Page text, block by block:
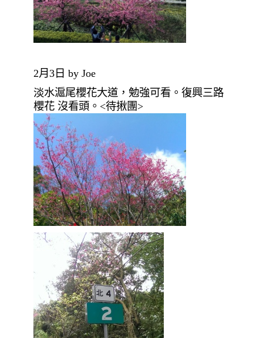
2月3日 by Joe
淡水滬尾櫻花大道，勉強可看。復興三路
櫻花 沒看頭。<待揪團>